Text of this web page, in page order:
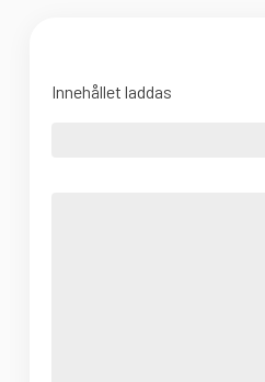
Innehållet laddas